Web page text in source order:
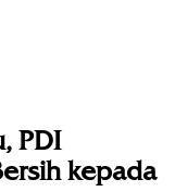
PDI
kepada